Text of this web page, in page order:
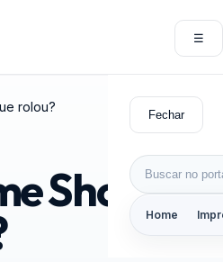
☰
Fechar
Buscar por:
Home
rolou?
Show, o